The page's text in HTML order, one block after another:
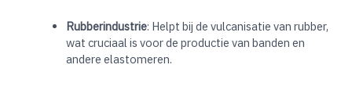
Rubberindustrie: Helpt bij de vulcanisatie van rubber,
wat cruciaal is voor de productie van banden en
andere elastomeren.